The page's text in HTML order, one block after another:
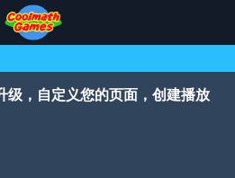
级，自定义您的页面，创建播放